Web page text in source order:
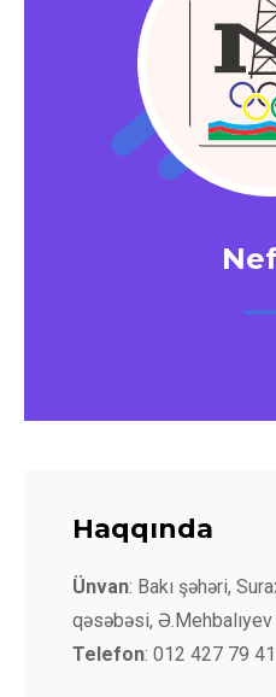
Haqqında
Ünvan: Bakı şəhəri,
qəsəbəsi,
Telefon: 012 427 79 41